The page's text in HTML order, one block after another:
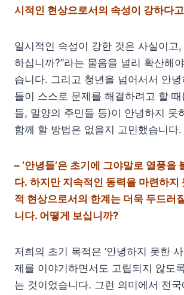
시적인 현상으로서의 속성이 강하다
일시적인 속성이 강한 것은 사실이고,
하십니까?”라는 물음을 널리 확산해
습니다. 그리고 청년을 넘어서서 안
들이 스스로 문제를 해결하려고 할
들, 밀양의 주민들 등)이 안녕하지 못
함께 할 방법은 없을지 고민했습니다.
– ‘안녕들’은 초기에 그야말로 열풍을
다. 하지만 지속적인 동력을 마련하지
적 현상으로서의 한계는 더욱 두드러
니다. 어떻게 보십니까?
저희의 초기 목적은 ‘안녕하지 못한
제를 이야기하면서도 고립되지 않도
는 것이었습니다. 그런 의미에서 전